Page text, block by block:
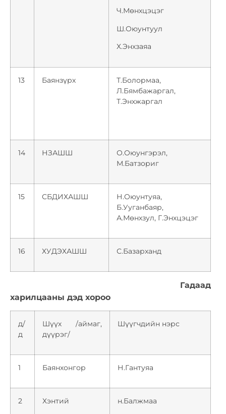
Ч.Мөнхцэцэг
Ш.Оюунтуул
Х.Энхзаяа
13 Баянзүрх
Т.Болормаа,
Л.Бямбажаргал,
Т.Энхжаргал
14 НЗАШШ
О.Оюунгэрэл,
М.Батзориг
15 СБДИХАШШ
Н.Оюунтуяа,
Б.Ууганбаяр,
А.Мөнхзул, Г.Энхцэцэг
16 ХУДЭХАШШ С.Базарханд
Гадаад
харилцааны дэд хороо
д/
д
Шүүх /аймаг,
дүүрэг/
Шүүгчдийн нэрс
1 Баянхонгор Н.Гантуяа
2 Хэнтий н.Балжмаа